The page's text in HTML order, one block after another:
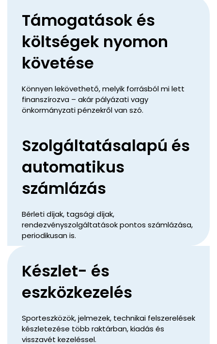
Támogatások és
költségek nyomon
követése
Könnyen lekövethető, melyik forrásból mi lett
finanszírozva – akár pályázati vagy
önkormányzati pénzekről van szó.
Szolgáltatásalapú és
automatikus
számlázás
Bérleti díjak, tagsági díjak,
rendezvényszolgáltatások pontos számlázása,
periodikusan is.
Készlet- és
eszközkezelés
Sporteszközök, jelmezek, technikai felszerelések
készletezése több raktárban, kiadás és
visszavét kezeléssel.